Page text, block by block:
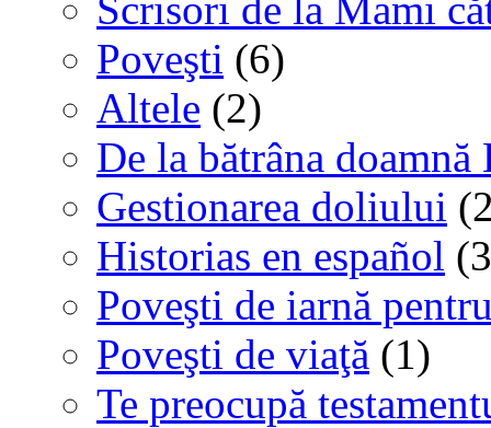
Poveşti (6)
Altele (2)
De la bătrâna
Gestionarea doliului
Historias en español
Poveşti de iarnă
Poveşti de viaţă (1)
Te preocupă